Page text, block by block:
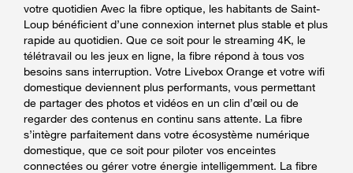
votre quotidien Avec la fibre optique, les habitants de Saint-
Loup bénéficient d’une connexion internet plus stable et plus
rapide au quotidien. Que ce soit pour le streaming 4K, le
télétravail ou les jeux en ligne, la fibre répond à tous vos
besoins sans interruption. Votre Livebox Orange et votre wifi
domestique deviennent plus performants, vous permettant
de partager des photos et vidéos en un clin d’œil ou de
regarder des contenus en continu sans attente. La fibre
s’intègre parfaitement dans votre écosystème numérique
domestique, que ce soit pour piloter vos enceintes
connectées ou gérer votre énergie intelligemment. La fibre